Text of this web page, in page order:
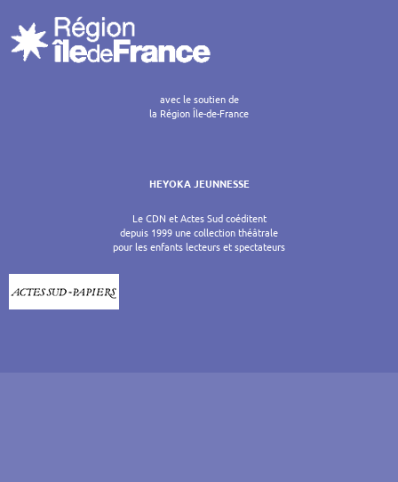
avec le soutien de
la Région Île-de-France
HEYOKA JEUNNESSE
Le CDN et Actes Sud coéditent
depuis 1999 une collection théâtrale
pour les enfants lecteurs et spectateurs